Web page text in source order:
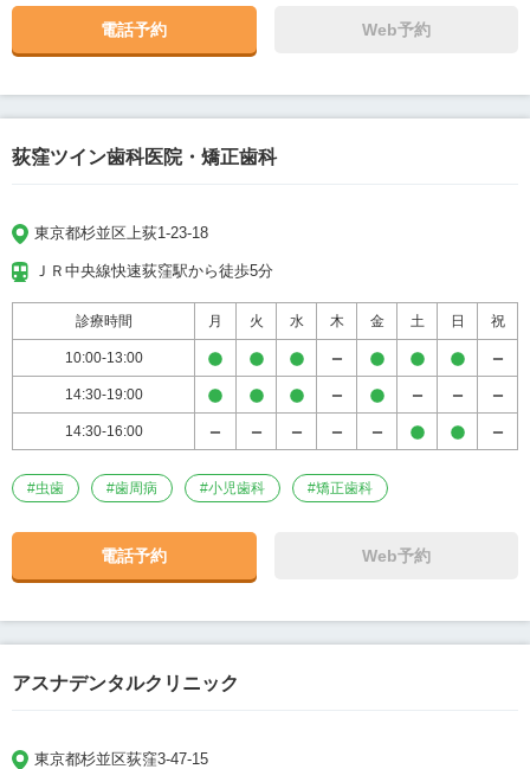
電話予約 Web予約
荻窪ツイン歯科医院・矯正歯科
東京都杉並区上荻1-23-18
ＪＲ中央線快速荻窪駅から徒歩5分
診療時間 月 火 水 木 金 土 日 祝
10:00-13:00
14:30-19:00
14:30-16:00
#虫歯 #歯周病 #小児歯科 #矯正歯科
電話予約 Web予約
アスナデンタルクリニック
東京都杉並区荻窪3-47-15